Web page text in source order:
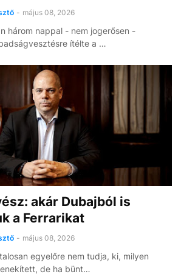
- május 08, 2026
három nappal - nem jogerősen -
ítélte a …
akár Dubajból is
a Ferrarikat
- május 08, 2026
egyelőre nem tudja, ki, milyen
de ha bünt…